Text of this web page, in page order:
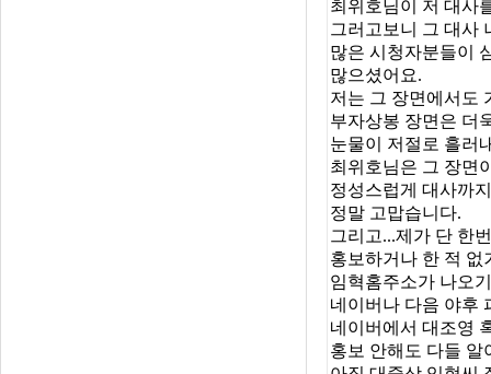
최위호님이 저 대사
그러고보니 그 대사
많은 시청자분들이
많으셨어요.
저는 그 장면에서도
부자상봉 장면은 더
눈물이 저절로 흘러
최위호님은 그 장면
정성스럽게 대사까
정말 고맙습니다.
그리고...제가 단 한
홍보하거나 한 적 없
임혁홈주소가 나오
네이버나 다음 야후
네이버에서 대조영
홍보 안해도 다들 알